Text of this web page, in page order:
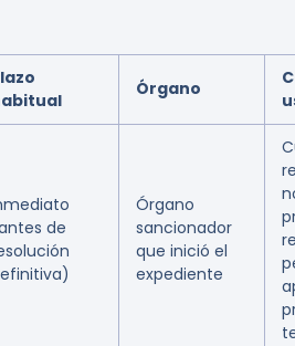
Órgano
de
Órgano
sancionador
que inició el
expediente